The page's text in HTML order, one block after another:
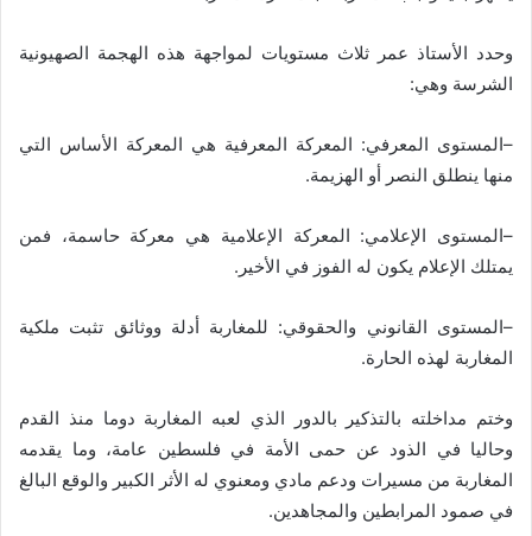
وحدد الأستاذ عمر ثلاث مستويات لمواجهة هذه الهجمة الصهيونية
الشرسة وهي:
–المستوى المعرفي: المعركة المعرفية هي المعركة الأساس التي
منها ينطلق النصر أو الهزيمة.
–المستوى الإعلامي: المعركة الإعلامية هي معركة حاسمة، فمن
يمتلك الإعلام يكون له الفوز في الأخير .
–المستوى القانوني والحقوقي: للمغاربة أدلة ووثائق تثبت ملكية
المغاربة لهذه الحارة.
وختم مداخلته بالتذكير بالدور الذي لعبه المغاربة دوما منذ القدم
وحاليا في الذود عن حمى الأمة في فلسطين عامة، وما يقدمه
المغاربة من مسيرات ودعم مادي ومعنوي له الأثر الكبير والوقع البالغ
في صمود المرابطين والمجاهدين.